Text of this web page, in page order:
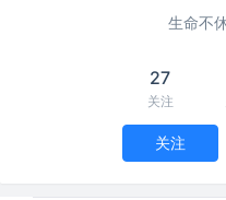
生命不
27
关注
关注